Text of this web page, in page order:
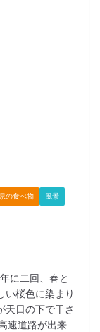
の食べ物 風景
に二回、春と
い桜色に染まり
天日の下で干さ
速道路が出来